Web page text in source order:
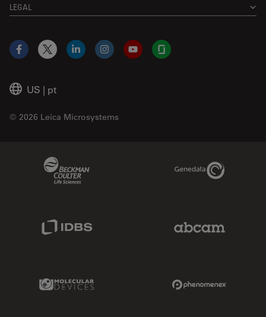
LEGAL
US | pt
© 2026 Leica Microsystems
Facebook
X LinkedInInstagramYouTubeGlassdoor
Genedata Link
Molecular Devices Link